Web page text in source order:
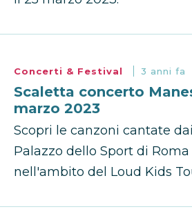
Concerti & Festival 3 anni fa
Scaletta concerto
marzo 2023
Scopri le canzoni cantate
Palazzo dello Sport di
nell'ambito del Loud Kids